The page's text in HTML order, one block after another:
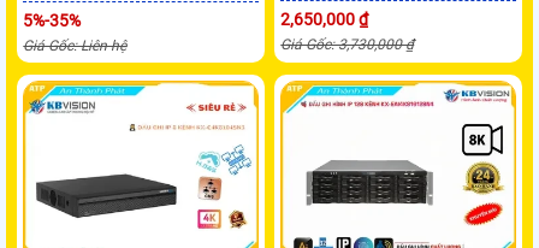
5%-35%
Giá Gốc: Liên hệ
2,650,000 ₫
Giá Gốc: 3,730,000 ₫